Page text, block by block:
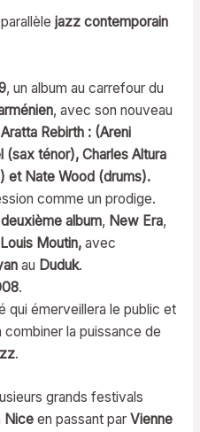
jazz contemporain
, un album au carrefour du
, avec son nouveau
Aratta Rebirth : (Areni
ténor), Charles Altura
et Nate Wood (drums).
comme un prodige.
deuxième album, New Era,
Moutin,avec
au Duduk.
.
qui émerveillera le public et
combiner la puissance de
.
grands festivals
Niceen passant par Vienne